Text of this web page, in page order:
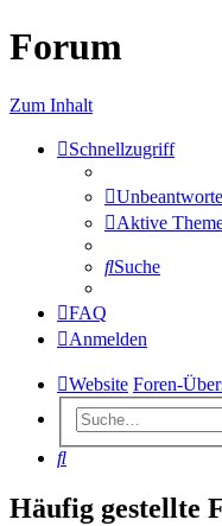
Forum
Zum Inhalt
Schnellzugriff
Aktive
Suche
FAQ
Anmelden
Website Foren-
Suche
Häufig gestellte